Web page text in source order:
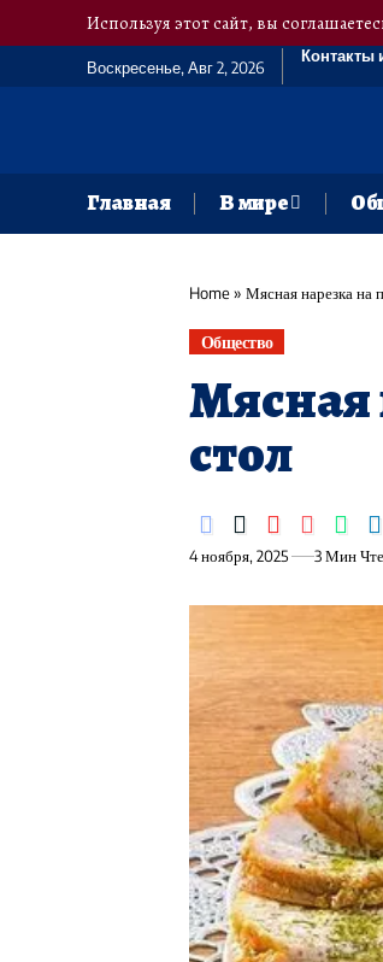
Используя этот сайт, вы
Воскресенье, Авг 2, 2026
Контакты
Главная В мире
Home» Мясная нарезка на
Общество
Мясная
стол
4 ноября, 2025 3 Мин